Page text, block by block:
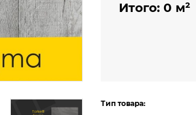
Итого: 0 м²
Тип товара: